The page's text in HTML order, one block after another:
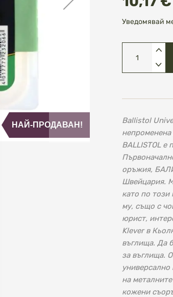
Уведомявай
Ballistol
непроменена
BALLISTOL е
оръжия,
Швейцария.
като по този
му, също с
юрист,
Klever в
въглища. Да
за въглища.
на
кожени
НАЙ-ПРОДАВАН!